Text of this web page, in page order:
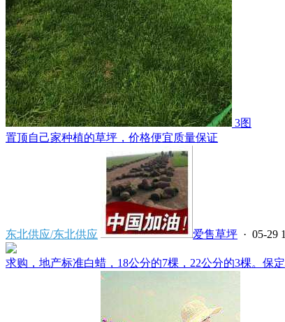
3图
置顶自己家种植的草坪，价格便宜质量保证
东北供应/东北供应 爱售草坪 · 05-29
求购，地产标准白蜡，18公分的7棵，22公分的3棵。保